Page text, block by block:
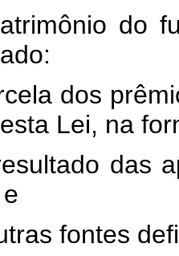
do
dos
Lei, na
das
fontes